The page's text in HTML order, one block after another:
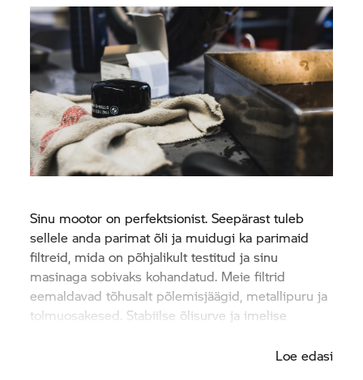
Sinu mootor on perfektsionist. Seepärast tuleb
sellele anda parimat õli ja muidugi ka parimaid
filtreid, mida on põhjalikult testitud ja sinu
masinaga sobivaks kohandatud. Meie filtrid
eemaldavad tõhusalt põlemisjäägid, metallipuru ja
tolmuosakesed. Stabiilse õlisurve ja imelise
Loe edasi